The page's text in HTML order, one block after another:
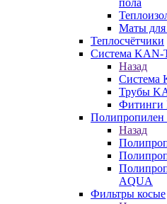
пола
Маты для
Теплосчётчики
Система KAN-
Назад
Система
Трубы
Фитинги
Полипропилен
Назад
AQUA
Фильтры косые